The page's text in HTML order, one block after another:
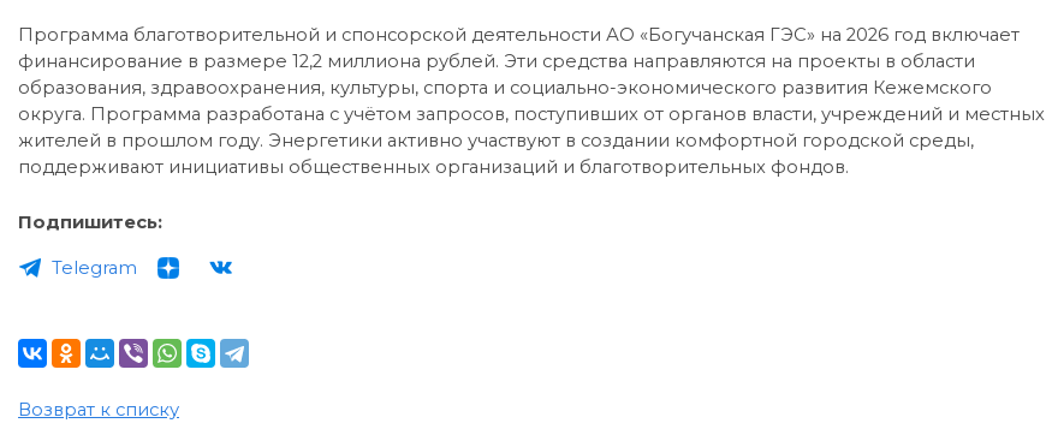
Программа благотворительной и спонсорской деятельности АО «Богучанская ГЭС» на 2026 год включает
финансирование в размере 12,2 миллиона рублей. Эти средства направляются на проекты в области
образования, здравоохранения, культуры, спорта и социально-экономического развития Кежемского
округа. Программа разработана с учётом запросов, поступивших от органов власти, учреждений и местных
жителей в прошлом году. Энергетики активно участвуют в создании комфортной городской среды,
поддерживают инициативы общественных организаций и благотворительных фондов.
Подпишитесь:
Telegram
Возврат к списку